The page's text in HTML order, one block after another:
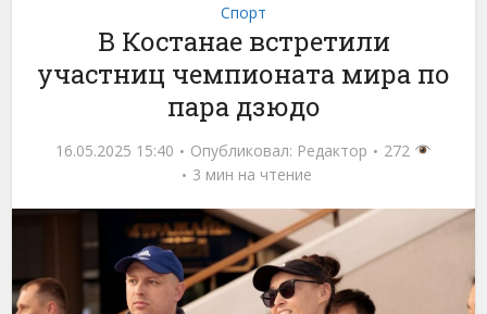
Спорт
В Костанае встретили
участниц чемпионата мира по
пара дзюдо
16.05.2025 15:40 Опубликовал: Редактор
272
3 мин на чтение